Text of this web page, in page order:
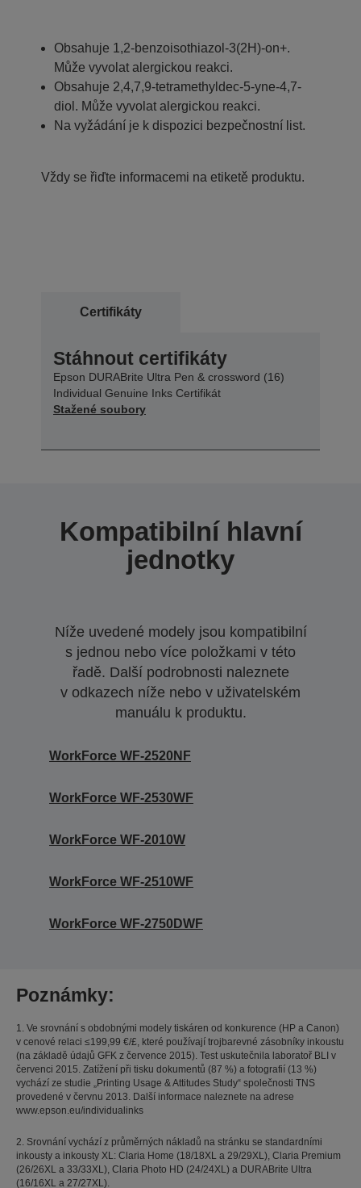
Obsahuje 1,2-benzoisothiazol-3(2H)-on+.
Může vyvolat alergickou reakci.
Obsahuje 2,4,7,9-tetramethyldec-5-yne-4,7-
diol. Může vyvolat alergickou reakci.
Na vyžádání je k dispozici bezpečnostní list.
Vždy se řiďte informacemi na etiketě produktu.
Certifikáty
Stáhnout certifikáty
Epson DURABrite Ultra Pen & crossword (16)
Individual Genuine Inks Certifikát
Stažené soubory
Kompatibilní hlavní
jednotky
Níže uvedené modely jsou kompatibilní
s jednou nebo více položkami v této
řadě. Další podrobnosti naleznete
v odkazech níže nebo v uživatelském
manuálu k produktu.
WorkForce WF-2520NF
WorkForce WF-2530WF
WorkForce WF-2010W
WorkForce WF-2510WF
WorkForce WF-2750DWF
Poznámky:
1. Ve srovnání s obdobnými modely tiskáren od konkurence (HP a Canon)
v cenové relaci ≤199,99 €/£, které používají trojbarevné zásobníky inkoustu
(na základě údajů GFK z července 2015). Test uskutečnila laboratoř BLI v
červenci 2015. Zatížení při tisku dokumentů (87 %) a fotografií (13 %)
vychází ze studie „Printing Usage & Attitudes Study“ společnosti TNS
provedené v červnu 2013. Další informace naleznete na adrese
www.epson.eu/individualinks
2. Srovnání vychází z průměrných nákladů na stránku se standardními
inkousty a inkousty XL: Claria Home (18/18XL a 29/29XL), Claria Premium
(26/26XL a 33/33XL), Claria Photo HD (24/24XL) a DURABrite Ultra
(16/16XL a 27/27XL).